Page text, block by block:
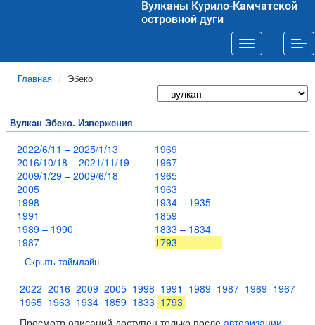
Вулканы Курило-Камчатской
островной дуги
Toggle
Главная Эбеко
Вулкан Эбеко. Извержения
2022/6/11 – 2025/1/13
2016/10/18 – 2021/11/19
2009/1/29 – 2009/6/18
2005
1998
1991
1989 – 1990
1987
1969
1967
1965
1963
1934 – 1935
1859
1833 – 1834
1793
– Скрыть таймлайн
2022 2016 2009 2005 1998 1991 1989 1987 1969 1967
1965 1963 1934 1859 1833 1793
Просмотр описаний доступен только после авторизации.